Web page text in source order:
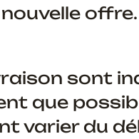
sont
que
varier du